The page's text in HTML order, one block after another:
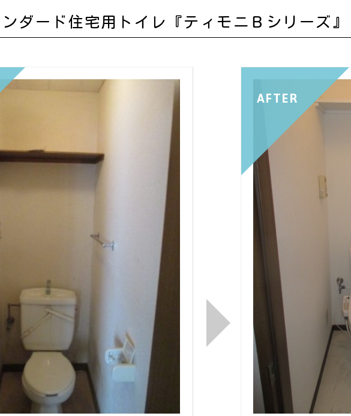
ダード住宅用トイレ『ティモニＢシリーズ』
AFTER